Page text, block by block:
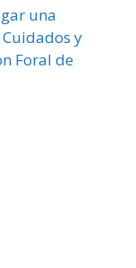
una
y
Foral de